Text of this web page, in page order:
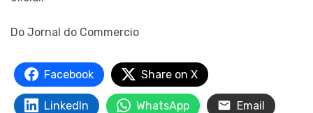
Do Jornal do Commercio
Facebook Share on X
LinkedIn WhatsApp Email